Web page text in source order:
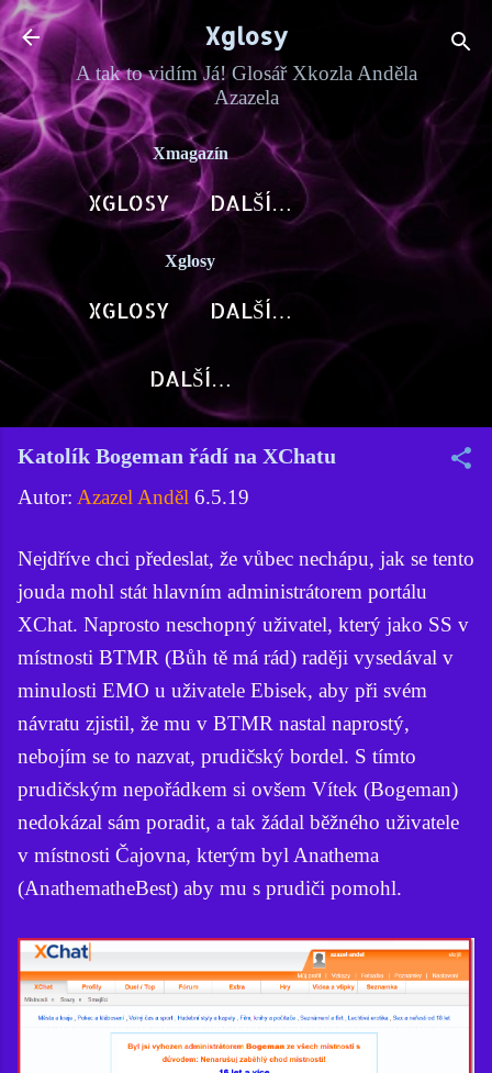
Přeskočit na hlavní obsah
Xglosy
A tak to vidím Já! Glosář Xkozla Anděla
Azazela
Xmagazín
XGLOSY DALŠÍ…
Xglosy
XGLOSY DALŠÍ…
DALŠÍ…
Katolík Bogeman řádí na XChatu
Autor: Azazel Anděl 6.5.19
Nejdříve chci předeslat, že vůbec nechápu, jak se tento
jouda mohl stát hlavním administrátorem portálu
XChat. Naprosto neschopný uživatel, který jako SS v
místnosti BTMR (Bůh tě má rád) raději vysedával v
minulosti EMO u uživatele Ebisek, aby při svém
návratu zjistil, že mu v BTMR nastal naprostý,
nebojím se to nazvat, prudičský bordel. S tímto
prudičským nepořádkem si ovšem Vítek (Bogeman)
nedokázal sám poradit, a tak žádal běžného uživatele
v místnosti Čajovna, kterým byl Anathema
(AnathematheBest) aby mu s prudiči pomohl.